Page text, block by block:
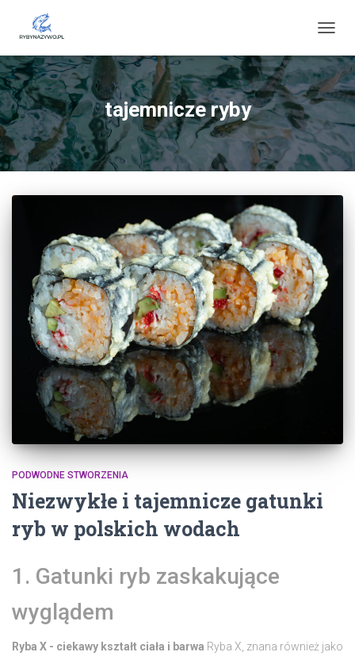
tajemnicze ryby
PODWODNE STWORZENIA
Niezwykłe i tajemnicze gatunki
ryb w polskich wodach
1. Gatunki ryb zaskakujące
wyglądem
Ryba X - ciekawy kształt ciała i barwa Ryba X, znana również jako